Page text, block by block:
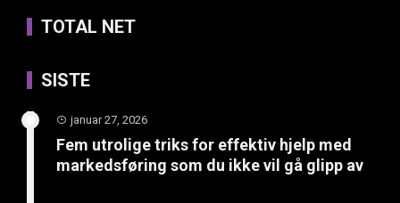
TOTAL NET
SISTE
januar 27, 2026
Fem utrolige triks for effektiv hjelp med
markedsføring som du ikke vil gå glipp av